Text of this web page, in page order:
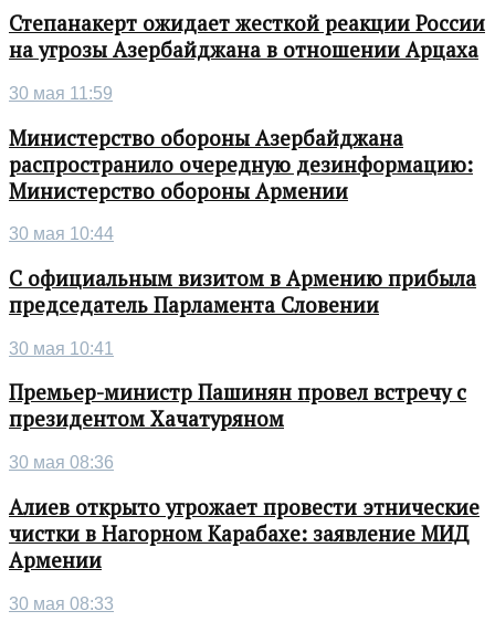
Степанакерт ожидает жесткой реакции России
на угрозы Азербайджана в отношении Арцаха
30 мая 11:59
Министерство обороны Азербайджана
распространило очередную дезинформацию:
Министерство обороны Армении
30 мая 10:44
С официальным визитом в Армению прибыла
председатель Парламента Словении
30 мая 10:41
Премьер-министр Пашинян провел встречу с
президентом Хачатуряном
30 мая 08:36
Алиев открыто угрожает провести этнические
чистки в Нагорном Карабахе: заявление МИД
Армении
30 мая 08:33